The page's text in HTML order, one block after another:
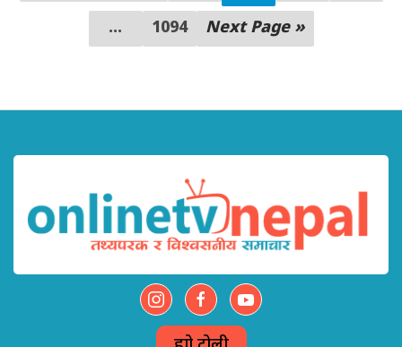
... 1094 Next Page »